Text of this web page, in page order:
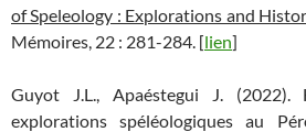
of Speleology : Explorations and
Mémoires, 22 : 281-284. [lien]
Guyot J.L., Apaéstegui J.
explorations spéléologiques au